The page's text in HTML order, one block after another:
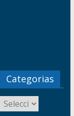
Categorias